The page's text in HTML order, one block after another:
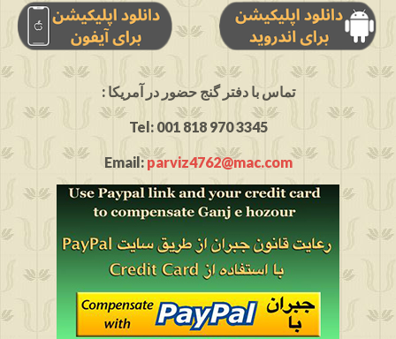
: تماس با دفتر گنج حضور در آمریکا
Tel: 001 818 970 3345
Email:parviz4762@mac.com